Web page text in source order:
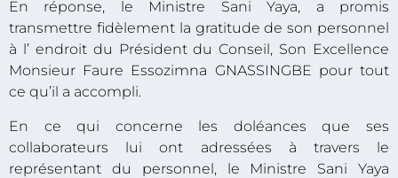
En réponse, le Ministre Sani Yaya, a promis
transmettre fidèlement la gratitude de son personnel
à l’ endroit du Président du Conseil, Son Excellence
Monsieur Faure Essozimna GNASSINGBE pour tout
ce qu’il a accompli.
En ce qui concerne les doléances que ses
collaborateurs lui ont adressées à travers le
représentant du personnel, le Ministre Sani Yaya